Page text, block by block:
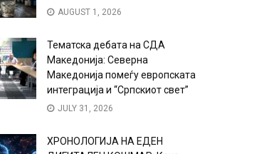
AUGUST 1, 2026
Тематска дебата на СДА
Македонија: Северна
Македонија помеѓу европската
интеграција и “Српскиот свет”
JULY 31, 2026
ХРОНОЛОГИЈА НА ЕДЕН